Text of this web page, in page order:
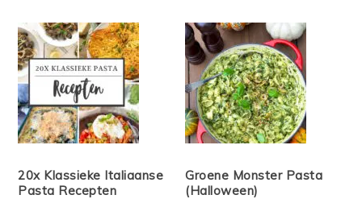
20x Klassieke Italiaanse
Pasta Recepten
Groene Monster Pasta
(Halloween)